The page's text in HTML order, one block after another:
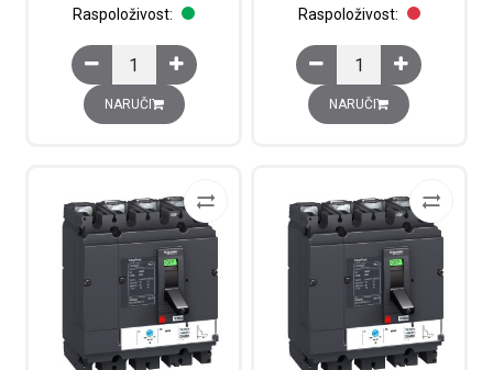
Raspoloživost:
Kompaktni prekidač CVS100B, 4p, 25kA, 100A, TMD
NARUČI
Raspoloživost:
Kompaktni prekidač
NARUČI